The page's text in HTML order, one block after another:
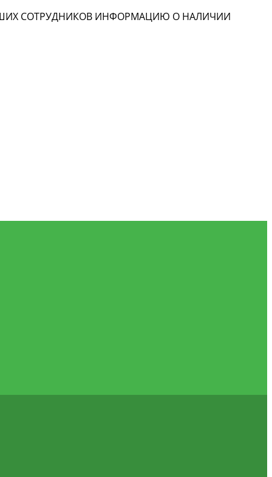
СОТРУДНИКОВ ИНФОРМАЦИЮ О НАЛИЧИИ